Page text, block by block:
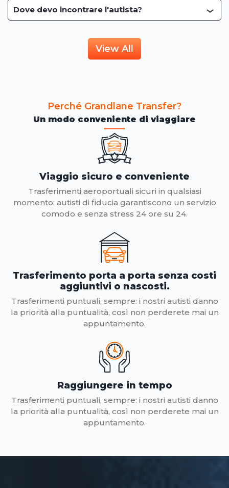
Dove devo incontrare l'autista?
View All
Perché Grandlane Transfer?
Un modo conveniente di viaggiare
Viaggio sicuro e conveniente
Trasferimenti aeroportuali sicuri in qualsiasi
momento: autisti di fiducia garantiscono un servizio
comodo e senza stress 24 ore su 24.
Trasferimento porta a porta senza costi
aggiuntivi o nascosti.
Trasferimenti puntuali, sempre: i nostri autisti danno
la priorità alla puntualità, così non perderete mai un
appuntamento.
Raggiungere in tempo
Trasferimenti puntuali, sempre: i nostri autisti danno
la priorità alla puntualità, così non perderete mai un
appuntamento.